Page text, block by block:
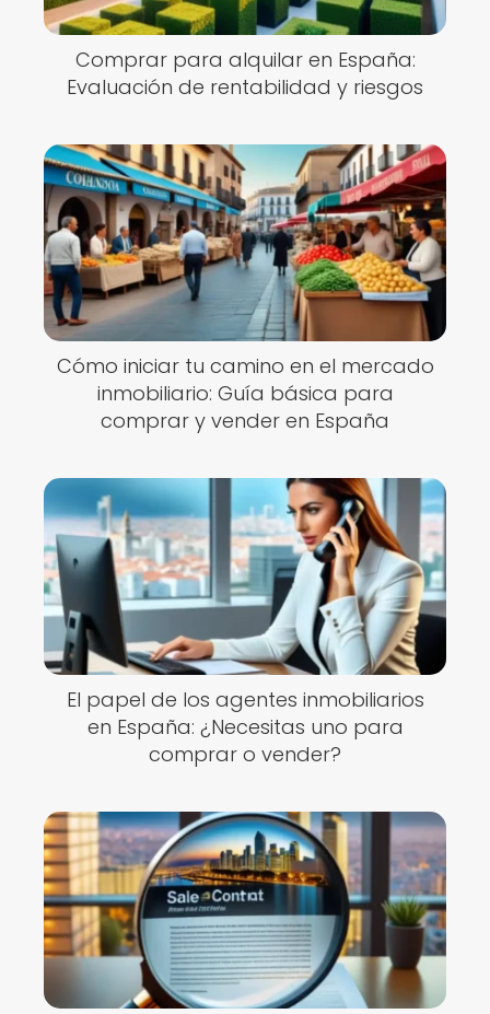
Comprar para alquilar en España:
Evaluación de rentabilidad y riesgos
Cómo iniciar tu camino en el mercado
inmobiliario: Guía básica para
comprar y vender en España
El papel de los agentes inmobiliarios
en España: ¿Necesitas uno para
comprar o vender?